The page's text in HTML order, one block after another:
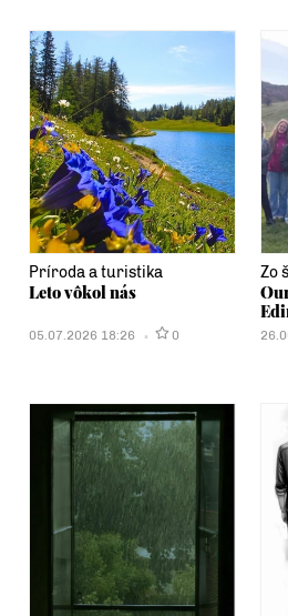
Príroda a turistika
Leto vôkol nás
05.07.2026 18:26 0
Zo